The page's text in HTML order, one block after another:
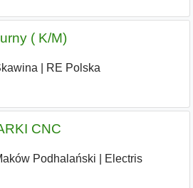
( K/M)
RE Polska
CNC
Podhalański Electris